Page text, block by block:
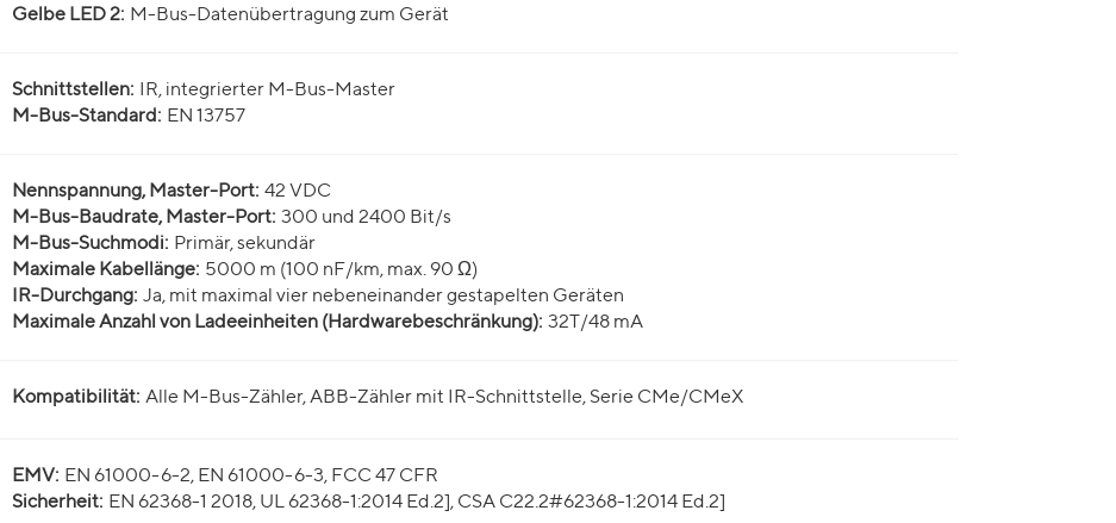
Gelbe LED 2: M-Bus-Datenübertragung zum Gerät
Schnittstellen:
IR, integrierter M-Bus-Master
M-Bus-Standard: EN 13757
Nennspannung, Master-Port: 42 VDC
M-Bus-Baudrate, Master-Port: 300 und 2400 Bit/s
M-Bus-Suchmodi: Primär, sekundär
Maximale Kabellänge: 5000 m (100 nF/km, max. 90 Ω)
IR-Durchgang: Ja, mit maximal vier nebeneinander gestapelten Geräten
Maximale Anzahl von Ladeeinheiten (Hardwarebeschränkung): 32T/48 mA
Kompatibilität: Alle M-Bus-Zähler, ABB-Zähler mit IR-Schnittstelle, Serie CMe/CMeX
EMV: EN 61000-6-2, EN 61000-6-3, FCC 47 CFR
Sicherheit: EN 62368-1 2018, UL 62368-1:2014 Ed.2], CSA C22.2#62368-1:2014 Ed.2]